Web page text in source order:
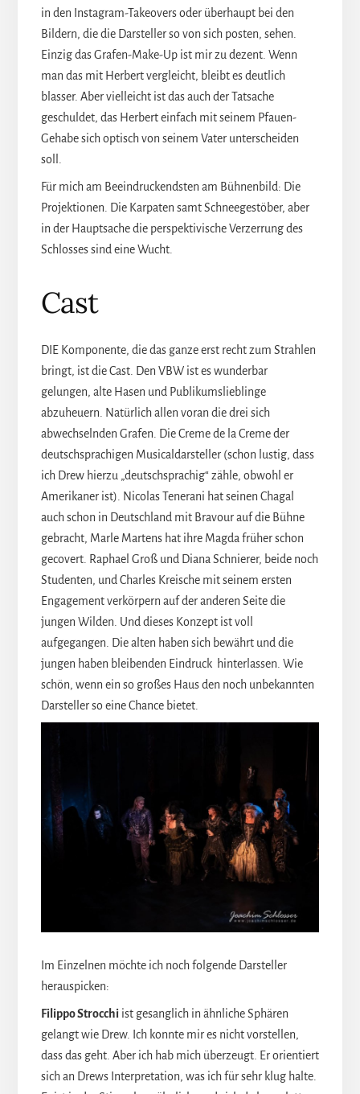
in den Instagram-Takeovers oder überhaupt bei den
Bildern, die die Darsteller so von sich posten, sehen.
Einzig das Grafen-Make-Up ist mir zu dezent. Wenn
man das mit Herbert vergleicht, bleibt es deutlich
blasser. Aber vielleicht ist das auch der Tatsache
geschuldet, das Herbert einfach mit seinem Pfauen-
Gehabe sich optisch von seinem Vater unterscheiden
soll.
Für mich am Beeindruckendsten am Bühnenbild: Die
Projektionen. Die Karpaten samt Schneegestöber, aber
in der Hauptsache die perspektivische Verzerrung des
Schlosses sind eine Wucht.
Cast
DIE Komponente, die das ganze erst recht zum Strahlen
bringt, ist die Cast. Den VBW ist es wunderbar
gelungen, alte Hasen und Publikumslieblinge
abzuheuern. Natürlich allen voran die drei sich
abwechselnden Grafen. Die Creme de la Creme der
deutschsprachigen Musicaldarsteller (schon lustig, dass
ich Drew hierzu „deutschsprachig“ zähle, obwohl er
Amerikaner ist). Nicolas Tenerani hat seinen Chagal
auch schon in Deutschland mit Bravour auf die Bühne
gebracht, Marle Martens hat ihre Magda früher schon
gecovert. Raphael Groß und Diana Schnierer, beide noch
Studenten, und Charles Kreische mit seinem ersten
Engagement verkörpern auf der anderen Seite die
jungen Wilden. Und dieses Konzept ist voll
aufgegangen. Die alten haben sich bewährt und die
jungen haben bleibenden Eindruck hinterlassen. Wie
schön, wenn ein so großes Haus den noch unbekannten
Darsteller so eine Chance bietet.
Im Einzelnen möchte ich noch folgende Darsteller
herauspicken:
Filippo Strocchiist gesanglich in ähnliche Sphären
gelangt wie Drew. Ich konnte mir es nicht vorstellen,
dass das geht. Aber ich hab mich überzeugt. Er orientiert
sich an Drews Interpretation, was ich für sehr klug halte.